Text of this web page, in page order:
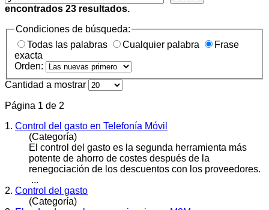
encontrados 23 resultados.
Condiciones de búsqueda:
Todas las palabras
Cualquier palabra
Frase
exacta
Orden:
Cantidad a mostrar
Página 1 de 2
1. Control del gasto en Telefonía Móvil
(Categoría)
El control del gasto es la segunda herramienta más
potente de ahorro de costes después de la
renegociación de los descuentos con los proveedores.
...
2. Control del gasto
(Categoría)